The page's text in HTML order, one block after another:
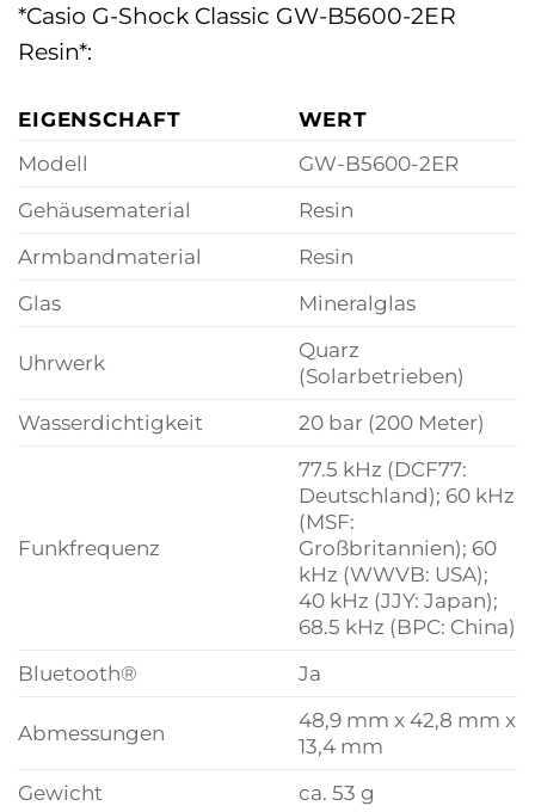
*Casio G-Shock Classic GW-B5600-2ER
Resin*:
EIGENSCHAFT
WERT
Modell
GW-B5600-2ER
Gehäusematerial
Resin
Armbandmaterial
Resin
Glas
Mineralglas
Uhrwerk
Quarz
(Solarbetrieben)
Wasserdichtigkeit
20 bar (200 Meter)
Funkfrequenz
77.5 kHz (DCF77:
Deutschland); 60 kHz
(MSF:
Großbritannien); 60
kHz (WWVB: USA);
40 kHz (JJY: Japan);
68.5 kHz (BPC: China)
Bluetooth®
Ja
Abmessungen
48,9 mm x 42,8 mm x
13,4 mm
Gewicht
ca. 53 g